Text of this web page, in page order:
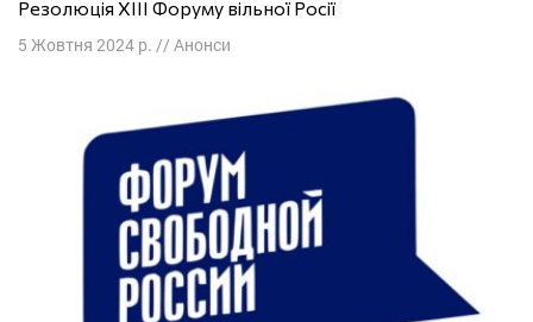
Резолюція XIII Форуму вільної Росії
5 Жовтня 2024 р. // Анонси